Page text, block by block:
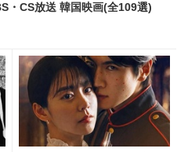
・CS放送 韓国映画(全109選)